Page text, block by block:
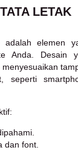
LETAK
elemen
Anda. Desain
seperti
dan font.